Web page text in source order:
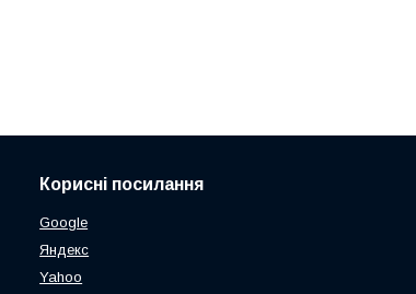
Корисні посилання
Google
Яндекс
Yahoo